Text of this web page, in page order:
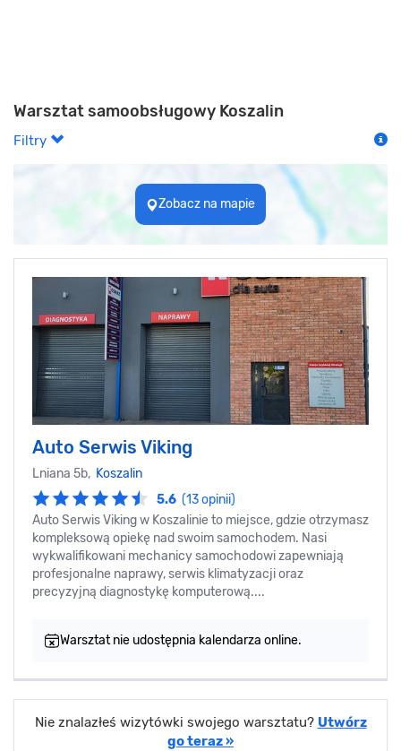
Warsztat samoobsługowy Koszalin
Filtry
Zobacz na mapie
Auto Serwis Viking
Lniana 5b, Koszalin
5.6 (13 opinii)
Auto Serwis Viking w Koszalinie to miejsce, gdzie otrzymasz
kompleksową opiekę nad swoim samochodem. Nasi
wykwalifikowani mechanicy samochodowi zapewniają
profesjonalne naprawy, serwis klimatyzacji oraz
precyzyjną diagnostykę komputerową....
Warsztat nie udostępnia kalendarza online.
Nie znalazłeś wizytówki swojego warsztatu? Utwórz
go teraz »